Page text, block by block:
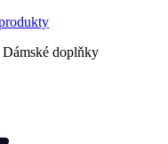
Dámské doplňky